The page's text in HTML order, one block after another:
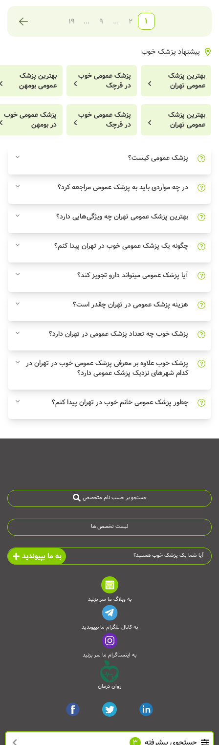
جستجوی پیشرفته 3
1
2
...
9
...
19
پیشنهاد پزشک خوب
بهترین پزشک
عمومی تهران
پزشک عمومی خوب
در قرچک
بهترین پزشک
عمومی بومهن
بهترین پزشک
عمومی تهران
پزشک عمومی خوب
در قرچک
پزشک عمومی خوب
در بومهن
پزشک عمومی کیست؟
در چه مواردی باید به پزشک عمومی مراجعه کرد؟
بهترین پزشک عمومی تهران چه ویژگی‌هایی دارد؟
چگونه یک پزشک عمومی خوب در تهران پیدا کنم؟
آیا پزشک عمومی میتواند دارو تجویز کند؟
هزینه پزشک عمومی در تهران چقدر است؟
پزشک خوب چه تعداد پزشک عمومی در تهران دارد؟
پزشک خوب علاوه بر معرفی پزشک عمومی خوب در تهران در
کدام شهرهای نزدیک پزشک عمومی دارد؟
چطور پزشک عمومی خانم خوب در تهران پیدا کنم؟
جستجو بر حسب نام متخصص
لیست تخصص ها
آیا شما یک پزشک خوب هستید؟ به ما بپیوندید
به وبلاگ ما سر بزنید
به کانال تلگرام ما بپیوندید
به اینستاگرام ما سر بزنید
روان درمان